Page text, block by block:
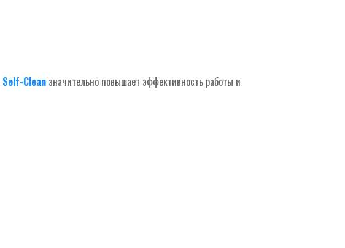
Self-Clean значительно повышает эффективность работы и